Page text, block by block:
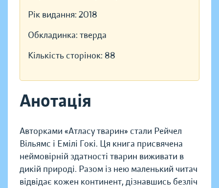
Рік видання: 2018
Обкладинка: тверда
Кількість сторінок: 88
Анотація
Авторками «Атласу тварин» стали Рейчел
Вільямс і Емілі Гокі. Ця книга присвячена
неймовірній здатності тварин виживати в
дикій природі. Разом із нею маленький читач
відвідає кожен континент, дізнавшись безліч